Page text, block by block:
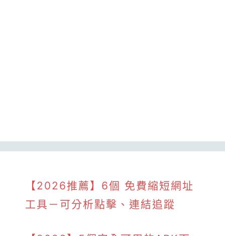
【2026推薦】6個 免費縮短網址
工具－可分析點擊、連結追蹤